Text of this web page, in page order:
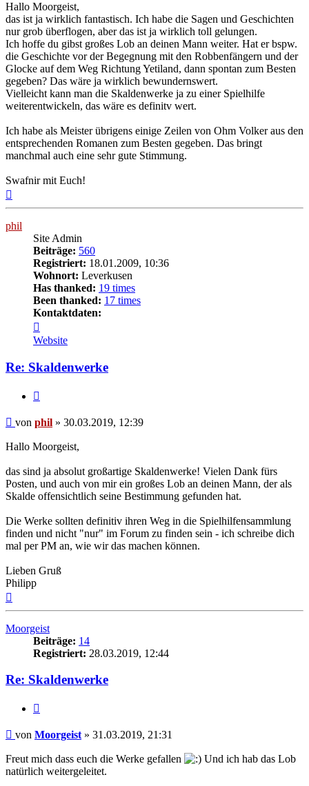
Hallo Moorgeist,
das ist ja wirklich fantastisch. Ich habe die Sagen und Geschichten
nur grob überflogen, aber das ist ja wirklich toll gelungen.
Ich hoffe du gibst großes Lob an deinen Mann weiter. Hat er bspw.
die Geschichte vor der Begegnung mit den Robbenfängern und der
Glocke auf dem Weg Richtung Yetiland, dann spontan zum Besten
gegeben? Das wäre ja wirklich bewundernswert.
Vielleicht kann man die Skaldenwerke ja zu einer Spielhilfe
weiterentwickeln, das wäre es definitv wert.
Ich habe als Meister übrigens einige Zeilen von Ohm Volker aus den
entsprechenden Romanen zum Besten gegeben. Das bringt
manchmal auch eine sehr gute Stimmung.
Swafnir mit Euch!
phil
Site Admin
Beiträge: 560
Registriert: 18.01.2009, 10:36
Wohnort: Leverkusen
Has thanked: 19 times
Been thanked: 17 times
Kontaktdaten:
von
phil
Website
Re: Skaldenwerke
Beitrag
von phil » 30.03.2019, 12:39
Hallo Moorgeist,
das sind ja absolut großartige Skaldenwerke! Vielen Dank fürs
Posten, und auch von mir ein großes Lob an deinen Mann, der als
Skalde offensichtlich seine Bestimmung gefunden hat.
Die Werke sollten definitiv ihren Weg in die Spielhilfensammlung
finden und nicht "nur" im Forum zu finden sein - ich schreibe dich
mal per PM an, wie wir das machen können.
Lieben Gruß
Philipp
Moorgeist
Beiträge: 14
Registriert: 28.03.2019, 12:44
Re: Skaldenwerke
Beitrag
von Moorgeist » 31.03.2019, 21:31
Freut mich dass euch die Werke gefallen
Und ich hab das Lob
natürlich weitergeleitet.